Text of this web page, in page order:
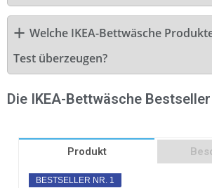
Welche IKEA-Bettwäsche
Test überzeugen?
Die IKEA-Bettwäsche Bestseller
Produkt
BESTSELLER NR. 1